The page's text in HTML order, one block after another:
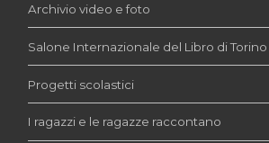
Archivio video e foto
Salone Internazionale del Libro di Torino
Progetti scolastici
I ragazzi e le ragazze raccontano